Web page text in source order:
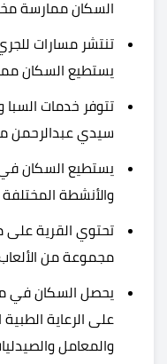
السكان ممارسة
تنتشر مسارات
يستطيع السكان
تتوفر خدمات
سيدي عبدالرحمن
يستطيع السكان في
والأنشطة المختلفة
تحتوي القرية على
مجموعة من
يحصل السكان في
على الرعاية
والمعامل